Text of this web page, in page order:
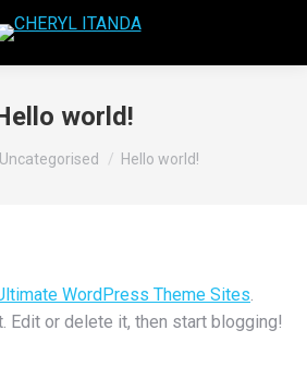
world!
:
Uncategorised Hello world!
WordPress Theme Sites.
Edit or delete it, then start blogging!